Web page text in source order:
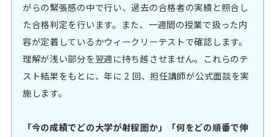
がらの緊張感の中で行い、過去の合格者の実績と照合し
た合格判定を行います。また、一週間の授業で扱った内
容が定着しているかウィークリーテストで確認します。
理解が浅い部分を翌週に持ち越させません。これらのテ
スト結果をもとに、年に 2 回、担任講師が公式面談を実
施します。
「今の成績でどの大学が射程圏か」「何をどの順番で伸